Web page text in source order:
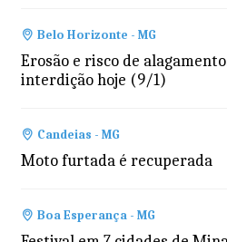
Belo Horizonte - MG
Erosão e risco de
interdição hoje (9/1)
Candeias - MG
Moto furtada é recuperada
Boa Esperança - MG